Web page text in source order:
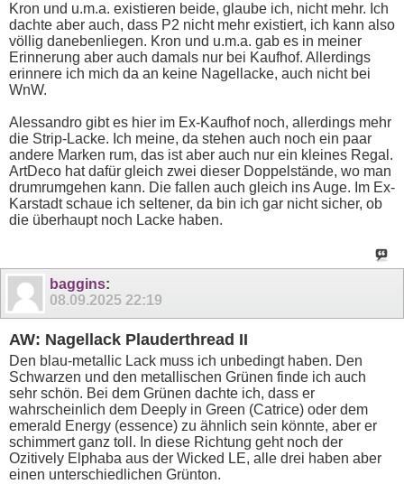
Kron und u.m.a. existieren beide, glaube ich, nicht mehr. Ich
dachte aber auch, dass P2 nicht mehr existiert, ich kann also
völlig danebenliegen. Kron und u.m.a. gab es in meiner
Erinnerung aber auch damals nur bei Kaufhof. Allerdings
erinnere ich mich da an keine Nagellacke, auch nicht bei
WnW.
Alessandro gibt es hier im Ex-Kaufhof noch, allerdings mehr
die Strip-Lacke. Ich meine, da stehen auch noch ein paar
andere Marken rum, das ist aber auch nur ein kleines Regal.
ArtDeco hat dafür gleich zwei dieser Doppelstände, wo man
drumrumgehen kann. Die fallen auch gleich ins Auge. Im Ex-
Karstadt schaue ich seltener, da bin ich gar nicht sicher, ob
die überhaupt noch Lacke haben.
baggins:
08.09.2025 22:19
AW: Nagellack Plauderthread II
Den blau-metallic Lack muss ich unbedingt haben. Den
Schwarzen und den metallischen Grünen finde ich auch
sehr schön. Bei dem Grünen dachte ich, dass er
wahrscheinlich dem Deeply in Green (Catrice) oder dem
emerald Energy (essence) zu ähnlich sein könnte, aber er
schimmert ganz toll. In diese Richtung geht noch der
Ozitively Elphaba aus der Wicked LE, alle drei haben aber
einen unterschiedlichen Grünton.